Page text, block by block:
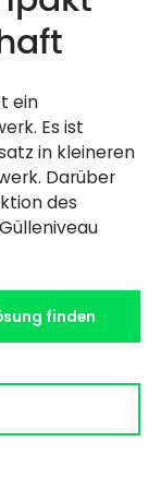
ein
Es ist
in kleineren
Darüber
des
finden